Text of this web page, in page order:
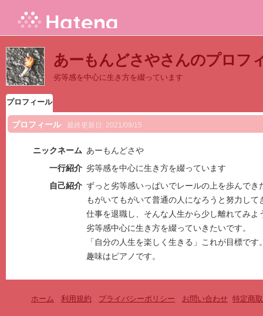
あーもんどさやさんのプロフ
劣等感を中心に生き方を綴っています
プロフィール
プロフィール 最終更新日: 2021/09/15
ニックネーム あーもんどさや
一行紹介 劣等感を中心に生き方を綴っています
自己紹介 ずっと劣等感いっぱいでレールの上を歩んでき
もがいてもがいて普通の人になろうと努力して
仕事を退職し、そんな人生から少し離れてみよ
劣等感中心に生き方を綴っていきたいです。
「自分の人生を楽しく生きる」これが目標です
趣味はピアノです。
ホーム - 利用規約 - プライバシーポリシー - お問い合わせ- 特定商